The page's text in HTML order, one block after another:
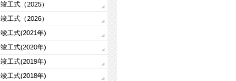
竣工式（2025）
竣工式（2026）
竣工式(2021年)
竣工式(2020年)
竣工式(2019年)
竣工式(2018年)